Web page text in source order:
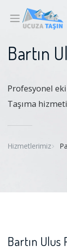
Bartın
Profesyonel
Taşıma
Hizmetlerimiz
Bartın Ulus